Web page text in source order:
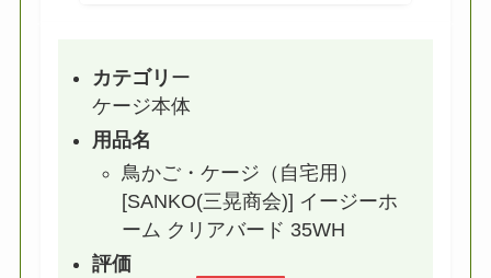
カテゴリ ー
ケージ本体
用品名
鳥かご・ケージ（自宅用 ）
[SANKO(三晃商会)] イージーホ
ーム クリアバード 35WH
評価